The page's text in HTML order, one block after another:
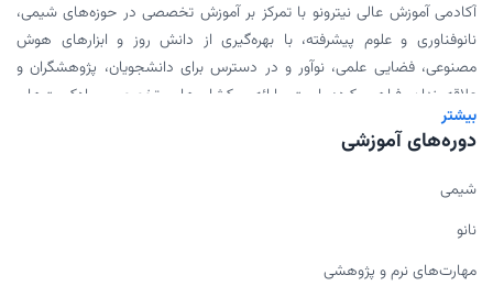
آکادمی آموزش عالی نیترونو با تمرکز بر آموزش تخصصی در حوزه‌های شیمی،
نانوفناوری و علوم پیشرفته، با بهره‌گیری از دانش روز و ابزارهای هوش
مصنوعی، فضایی علمی، نوآور و در دسترس برای دانشجویان، پژوهشگران و
علاقه‌مندان فراهم کرده است. ارائه ورکشاپ‌های تخصصی، پادکست‌های
علمی، محتوای دانلودی و همکاری با اساتید برجسته، بخشی از مأموریت ما
برای گسترش علم به شیوه‌ای مدرن و اثربخش است.
بیشتر
دوره‌های آموزشی
شیمی
نانو
مهارت‌های نرم و پژوهشی